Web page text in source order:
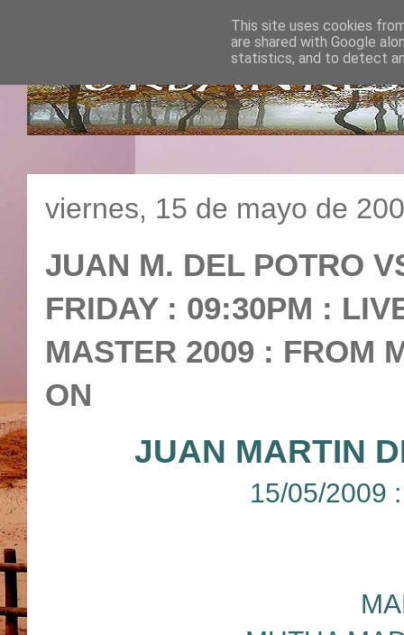
viernes, 15 de mayo de
JUAN M. DEL POTRO
FRIDAY : 09:30PM :
MASTER 2009 : FROM
ON
JUAN MARTIN
15/05/2009
This site uses cookies
are shared with Google
statistics, and to detect